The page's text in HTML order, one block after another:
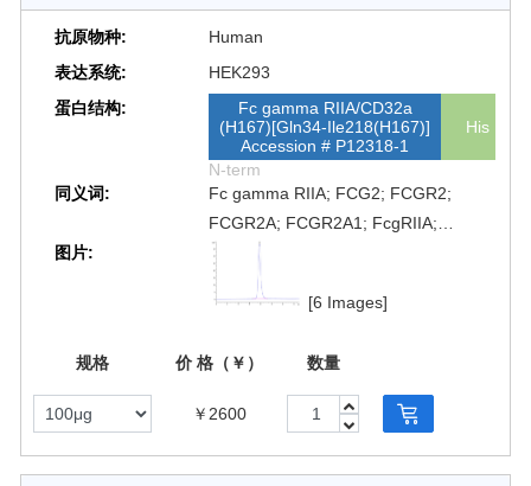
抗原物种:
Human
表达系统:
HEK293
蛋白结构:
Fc gamma RIIA/CD32a
(H167)[Gln34-Ile218(H167)]
Accession # P12318-1
His
N-term
同义词:
Fc gamma RIIA; FCG2; FCGR2;
FCGR2A; FCGR2A1; FcgRIIA;
FCRIIA; fcRII-a; FCG2; CD32A;
FcγRIIA; Fc γRIIA; Fcγ RIIA; Fc γ RIIA
图片:
[6 Images]
规格 价 格（￥） 数量
￥2600